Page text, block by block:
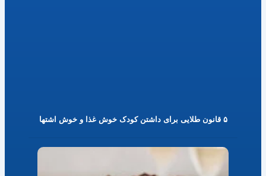
۵ قانون طلایی برای داشتن کودک خوش غذا و خوش اشتها